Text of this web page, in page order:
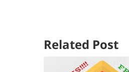
Related Post